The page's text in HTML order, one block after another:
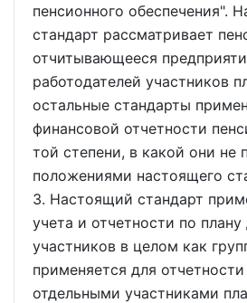
пенсионного обеспечения".
стандарт рассматривает
отчитывающееся
работодателей участников
остальные стандарты
финансовой отчетности
той степени, в какой они не
положениями настоящего
3. Настоящий стандарт
учета и отчетности по плану
участников в целом как
применяется для
отдельными участниками